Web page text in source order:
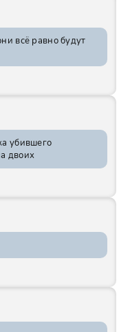
всё равно будут
убившего
двоих